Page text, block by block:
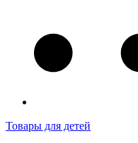
Товары для детей